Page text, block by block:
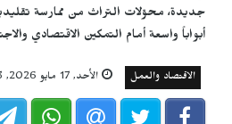
جديدة، محوّلات التراث من ممارسة
أبواباً واسعة أمام التمكين الاقتصادي
الاقتصاد والعمل الأحد, 17 مايو 2026, 07:13